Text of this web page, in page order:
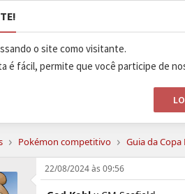
o site como visitante.
é fácil, permite que você participe de
› Pokémon competitivo › Guia da Copa
22/08/2024 às 09:56